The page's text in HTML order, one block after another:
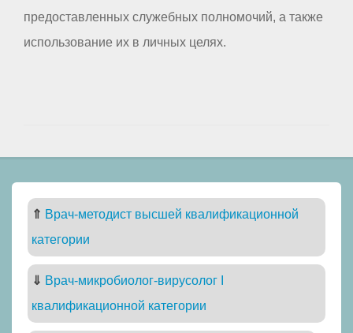
предоставленных служебных полномочий, а также
использование их в личных целях.
⇑ Врач-методист высшей квалификационной
категории
⇓ Врач-микробиолог-вирусолог I
квалификационной категории